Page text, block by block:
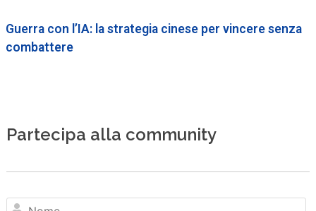
Guerra con l’IA: la strategia cinese per vincere senza
combattere
Partecipa alla community